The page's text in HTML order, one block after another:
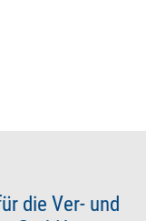
die Ver- und